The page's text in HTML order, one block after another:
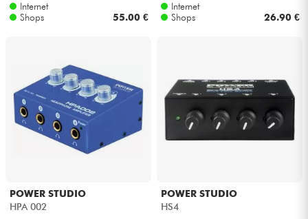
Internet
Shops
55.00 €
Internet
Shops
26.90 €
POWER STUDIO
HPA 002
POWER STUDIO
HS4